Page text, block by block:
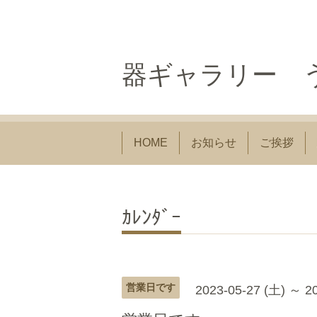
器ギャラリー
HOME お知らせ ご挨拶
ｶﾚﾝﾀﾞｰ
営業日です 2023-05-27 (土) ～